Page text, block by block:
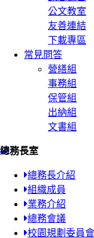
公文教室
友善連結
下載專區
常見問答
營繕組
事務組
保管組
出納組
文書組
:::
總務長室
總務長介紹
組織成員
業務介紹
總務會議
校園規劃委員會